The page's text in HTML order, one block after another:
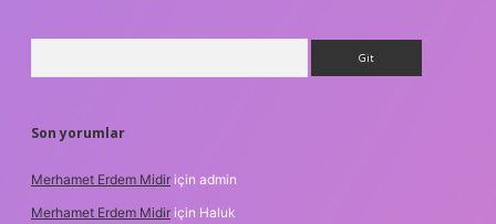
Son yorumlar
Merhamet Erdem Midir için admin
Merhamet Erdem Midir için Haluk